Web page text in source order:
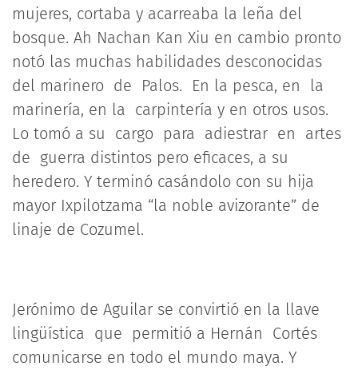
mujeres, cortaba y acarreaba la leña del
bosque. Ah Nachan Kan Xiu en cambio pronto
notó las muchas habilidades desconocidas
del marinero de Palos. En la pesca, en la
marinería, en la carpintería y en otros usos.
Lo tomó a su cargo para adiestrar en artes
de guerra distintos pero eficaces, a su
heredero. Y terminó casándolo con su hija
mayor Ixpilotzama “la noble avizorante” de
linaje de Cozumel.
Jerónimo de Aguilar se convirtió en la llave
lingüística que permitió a Hernán Cortés
comunicarse en todo el mundo maya. Y